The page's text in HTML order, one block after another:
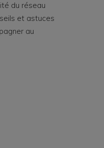
du réseau
et astuces
au